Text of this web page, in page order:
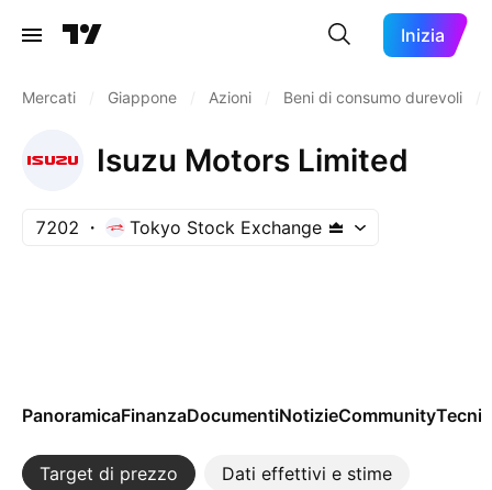
Inizia
Mercati Giappone Azioni Beni di consumo durevoli
Isuzu Motors Limited
7202 Tokyo Stock Exchange
PanoramicaFinanzaDocumentiNotizieCommunity
Target di prezzo Dati effettivi e stime